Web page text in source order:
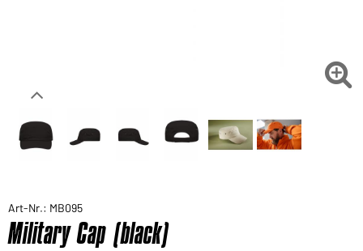

Art-Nr.: MB095
Military Cap (black)